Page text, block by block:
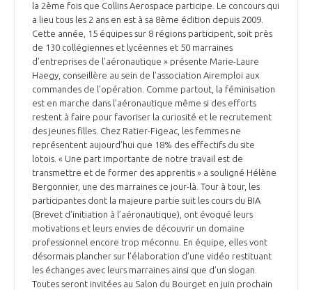
la 2ème fois que Collins Aerospace participe. Le concours qui
a lieu tous les 2 ans en est à sa 8ème édition depuis 2009.
Cette année, 15 équipes sur 8 régions participent, soit près
de 130 collégiennes et lycéennes et 50 marraines
d’entreprises de l’aéronautique » présente Marie-Laure
Haegy, conseillère au sein de l’association Airemploi aux
commandes de l’opération. Comme partout, la féminisation
est en marche dans l’aéronautique même si des efforts
restent à faire pour favoriser la curiosité et le recrutement
des jeunes filles. Chez Ratier-Figeac, les femmes ne
représentent aujourd’hui que 18% des effectifs du site
lotois. « Une part importante de notre travail est de
transmettre et de former des apprentis » a souligné Hélène
Bergonnier, une des marraines ce jour-là. Tour à tour, les
participantes dont la majeure partie suit les cours du BIA
(Brevet d’initiation à l’aéronautique), ont évoqué leurs
motivations et leurs envies de découvrir un domaine
professionnel encore trop méconnu. En équipe, elles vont
désormais plancher sur l’élaboration d’une vidéo restituant
les échanges avec leurs marraines ainsi que d’un slogan.
Toutes seront invitées au Salon du Bourget en juin prochain